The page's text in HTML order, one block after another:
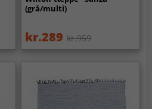
(grå/multi)
kr.289 kr.959